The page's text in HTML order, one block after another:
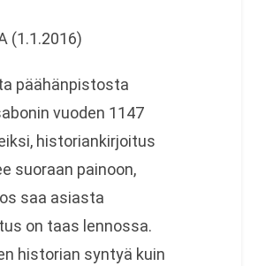
(1.1.2016)
päähänpistosta
vuoden 1147
historiankirjoitus
suoraan painoon,
saa asiasta
on taas lennossa.
historian syntyä kuin